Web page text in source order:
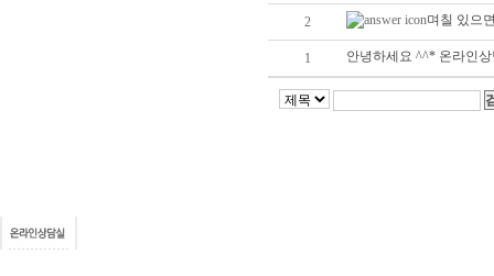
2 며칠 있으
1 안녕하세요 ^^* 온라인